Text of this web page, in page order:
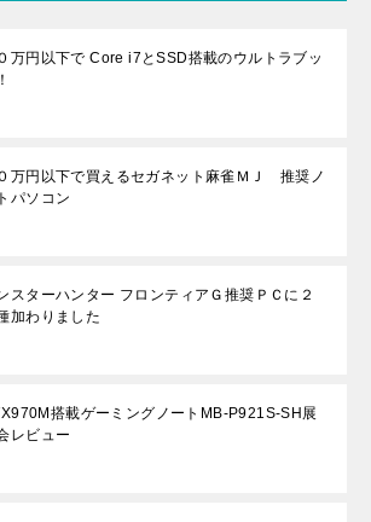
万円以下で Core i7とSSD搭載のウルトラブッ
万円以下で買えるセガネット麻雀ＭＪ 推奨ノ
パソコン
スターハンター フロンティアＧ推奨ＰＣに２
加わりました
搭載ゲーミングノートMB-P921S-SH展
レビュー